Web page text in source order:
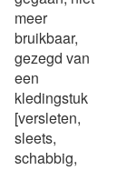
meer
bruikbaar,
gezegd van
een
kledingstuk
[versleten,
sleets,
schabbig,